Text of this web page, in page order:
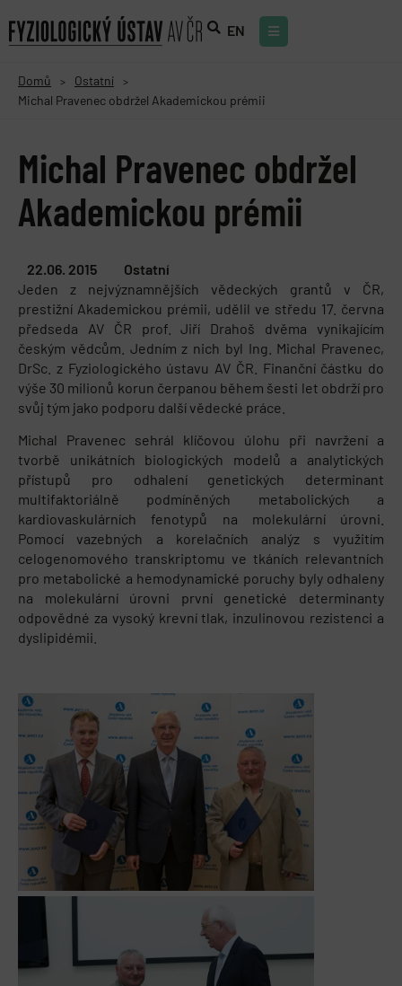
EN
Domů > Ostatní >
Michal Pravenec obdržel Akademickou prémii
Michal Pravenec obdržel
Akademickou prémii
22.06. 2015
Ostatní
Jeden z nejvýznamnějších vědeckých grantů v ČR,
prestižní Akademickou prémii, udělil ve středu 17. června
předseda AV ČR prof. Jiří Drahoš dvěma vynikajícím
českým vědcům. Jedním z nich byl Ing. Michal Pravenec,
DrSc. z Fyziologického ústavu AV ČR. Finanční částku do
výše 30 milionů korun čerpanou během šesti let obdrží pro
svůj tým jako podporu další vědecké práce.
Michal Pravenec sehrál klíčovou úlohu při navržení a
tvorbě unikátních biologických modelů a analytických
přístupů pro odhalení genetických determinant
multifaktoriálně podmíněných metabolických a
kardiovaskulárních fenotypů na molekulární úrovni.
Pomocí vazebných a korelačních analýz s využitím
celogenomového transkriptomu ve tkáních relevantních
pro metabolické a hemodynamické poruchy byly odhaleny
na molekulární úrovni první genetické determinanty
odpovědné za vysoký krevní tlak, inzulinovou rezistenci a
dyslipidémii.